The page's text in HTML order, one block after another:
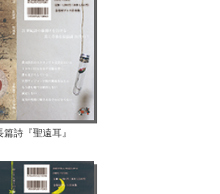
詩『聖遠耳』